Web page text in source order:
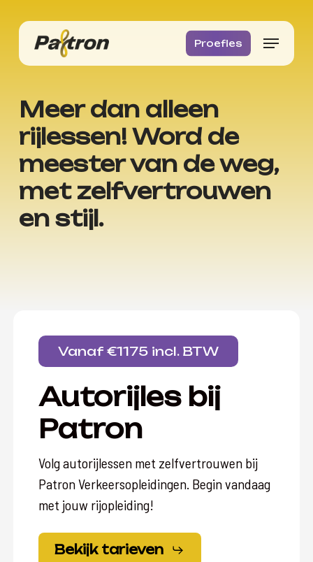
main
Proefles Menu
Meer dan alleen
rijlessen!Word de
meestervan deweg,
met zelfvertrouwen
en stijl.
Vanaf €1175 incl. BTW
Autorijles bij
Patron
Volg autorijlessen met zelfvertrouwen bij
Patron Verkeersopleidingen. Begin vandaag
met jouw rijopleiding!
Bekijk tarieven
Close
Menu